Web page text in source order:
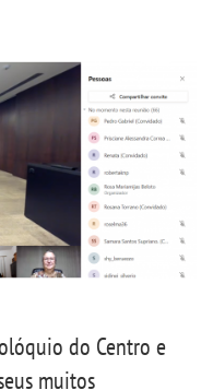
do Centro e
muitos